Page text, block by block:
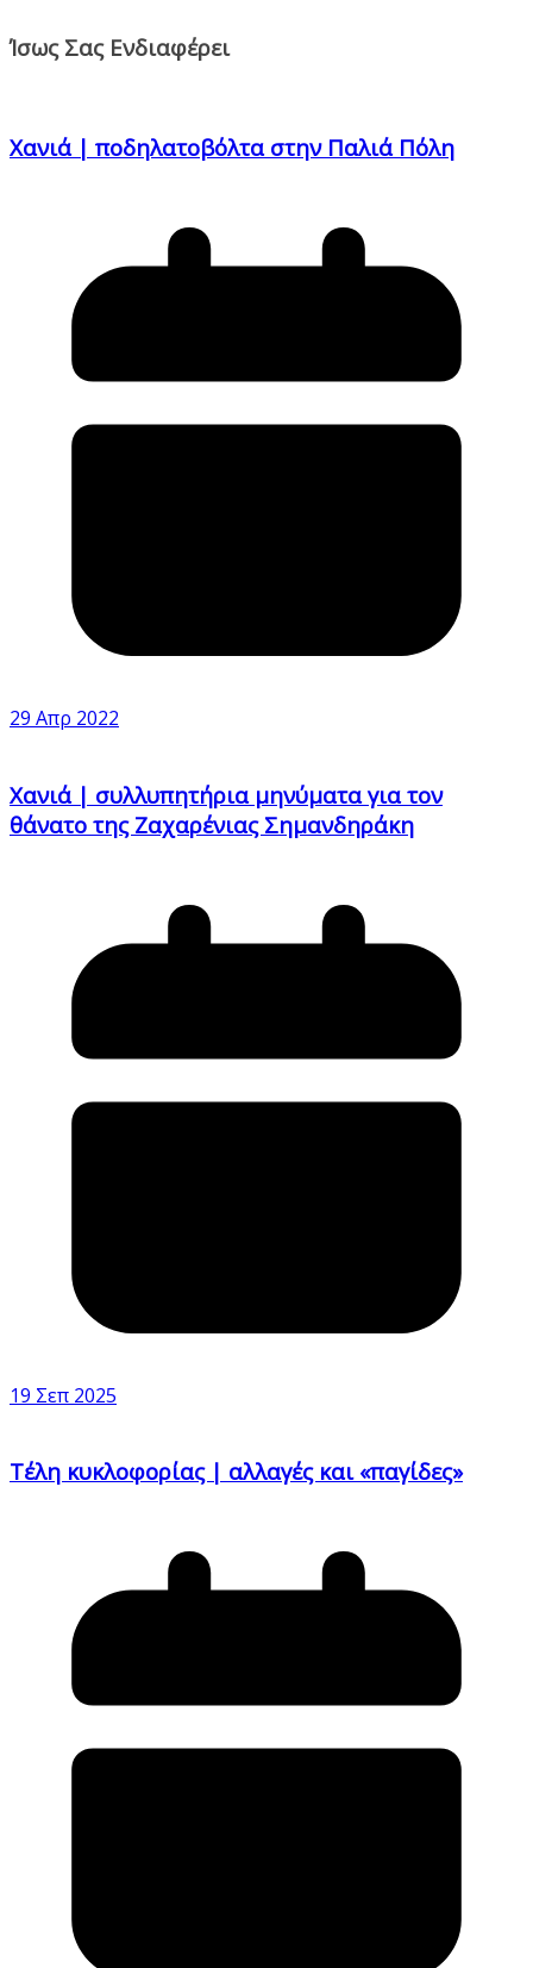
Ίσως Σας Ενδιαφέρει
Χανιά | ποδηλατοβόλτα στην Παλιά Πόλη
29 Απρ 2022
Χανιά | συλλυπητήρια μηνύματα για τον
θάνατο της Ζαχαρένιας Σημανδηράκη
19 Σεπ 2025
Τέλη κυκλοφορίας | αλλαγές και «παγίδες»